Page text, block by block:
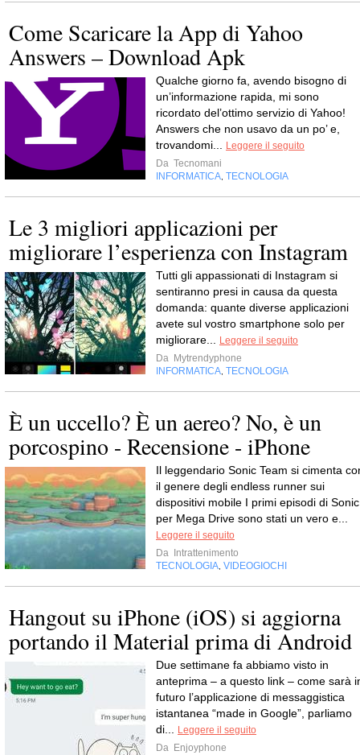
Come Scaricare la App di Yahoo
Answers – Download Apk
Qualche giorno fa, avendo bisogno di
un’informazione rapida, mi sono
ricordato del’ottimo servizio di Yahoo!
Answers che non usavo da un po’ e,
trovandomi...
Leggere il seguito
Da Tecnomani
INFORMATICA TECNOLOGIA
Le 3 migliori applicazioni per
migliorare l’esperienza con Instagram
Tutti gli appassionati di Instagram si
sentiranno presi in causa da questa
domanda: quante diverse applicazioni
avete sul vostro smartphone solo per
migliorare...
Leggere il seguito
Da Mytrendyphone
INFORMATICA TECNOLOGIA
È un uccello? È un aereo? No, è un
porcospino - Recensione - iPhone
Il leggendario Sonic Team si cimenta
il genere degli endless runner sui
dispositivi mobile I primi episodi di Sonic
per Mega Drive sono stati un vero e...
Leggere il seguito
Da
Intrattenimento
TECNOLOGIA VIDEOGIOCHI
Hangout su iPhone (iOS) si aggiorna
portando il Material prima di Android
Due settimane fa abbiamo visto in
anteprima – a questo link – come sarà
futuro l’applicazione di messaggistica
istantanea “made in Google”, parliamo
di...
Leggere il seguito
Da Enjoyphone